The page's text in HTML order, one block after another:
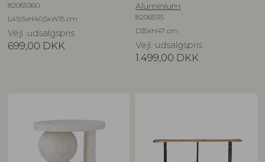
82065360
L49,5xH40,5xW15 cm
Vejl. udsalgspris
699,00 DKK
Aluminium
82065115
D35xH47 cm
Vejl. udsalgspris
1.499,00 DKK